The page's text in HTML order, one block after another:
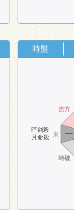
時盤
吉方
暗剣殺
月命殺
時破
東
一